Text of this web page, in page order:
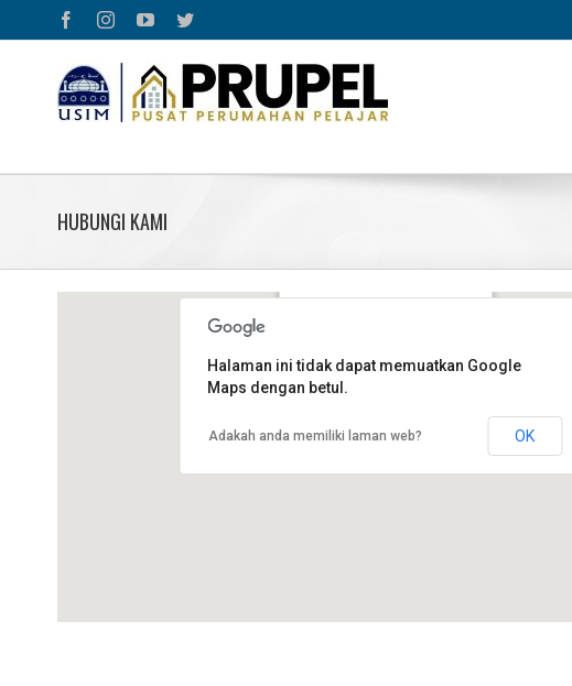
FacebookInstagramYouTubeTwitter
HUBUNGI KAMI
Universiti Sains Islam Malaysia
71800 Bandar Baru Nilai
Negeri Sembilan Darul Khusus
Halaman ini tidak dapat memuatkan Google
Maps dengan betul.
Adakah anda memiliki laman web? OK